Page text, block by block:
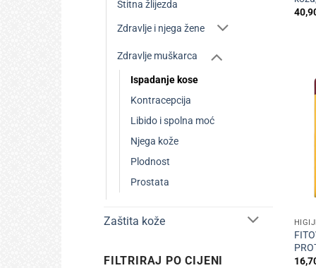
Štitna žlijezda
Zdravlje i njega žene
Zdravlje muškarca
Ispadanje kose
Kontracepcija
Libido i spolna moć
Njega kože
Plodnost
Prostata
Zaštita kože
FILTRIRAJ PO CIJENI
+